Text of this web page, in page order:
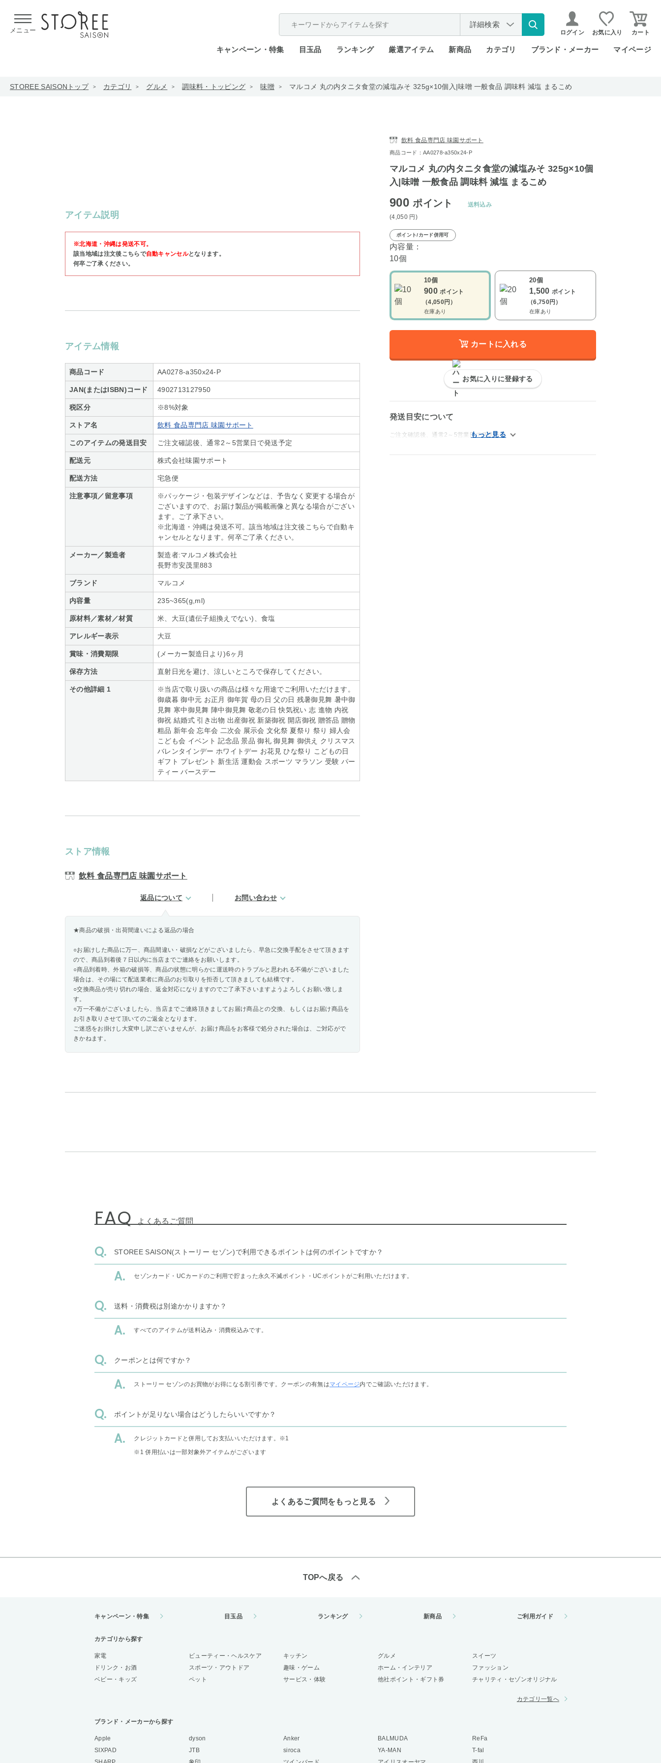
メニュー
詳細検索
ログイン お気に入り カート
キャンペーン・特集 目玉品 ランキング 厳選アイテム 新商品 カテゴリ ブランド・メーカー マイページ
STOREE SAISONトップ カテゴリ グルメ 調味料・トッピング 味噌 マルコメ 丸の内タニタ食堂の減塩みそ 325g×10個入|味噌 一般食品 調味料 減塩 まるこめ
アイテム説明
※北海道・沖縄は発送不可。
該当地域は注文後こちらで自動キャンセルとなります。
何卒ご了承ください。
アイテム情報
商品コード AA0278-a350x24-P
JAN(またはISBN)コード 4902713127950
税区分 ※8%対象
ストア名 飲料 食品専門店 味園サポート
このアイテムの発送目安 ご注文確認後、通常2～5営業日で発送予定
配送元 株式会社味園サポート
配送方法 宅急便
注意事項／留意事項
※パッケージ・包装デザインなどは、予告なく変更する場合が
ございますので、お届け製品が掲載画像と異なる場合がござい
ます。ご了承下さい。
※北海道・沖縄は発送不可。該当地域は注文後こちらで自動キ
ャンセルとなります。何卒ご了承ください。
メーカー／製造者
製造者:マルコメ株式会社
長野市安茂里883
ブランド マルコメ
内容量 235~365(g,ml)
原材料／素材／材質 米、大豆(遺伝子組換えでない)、食塩
アレルギー表示 大豆
賞味・消費期限 (メーカー製造日より)6ヶ月
保存方法 直射日光を避け、涼しいところで保存してください。
その他詳細 1
※当店で取り扱いの商品は様々な用途でご利用いただけます。
御歳暮 御中元 お正月 御年賀 母の日 父の日 残暑御見舞 暑中御
見舞 寒中御見舞 陣中御見舞 敬老の日 快気祝い 志 進物 内祝
御祝 結婚式 引き出物 出産御祝 新築御祝 開店御祝 贈答品 贈物
粗品 新年会 忘年会 二次会 展示会 文化祭 夏祭り 祭り 婦人会
こども会 イベント 記念品 景品 御礼 御見舞 御供え クリスマス
バレンタインデー ホワイトデー お花見 ひな祭り こどもの日
ギフト プレゼント 新生活 運動会 スポーツ マラソン 受験 パー
ティー バースデー
ストア情報
飲料 食品専門店 味園サポート
返品について お問い合わせ
★商品の破損・出荷間違いによる返品の場合
○お届けした商品に万一、商品間違い・破損などがございましたら、早急に交換手配をさせて頂きます
ので、商品到着後７日以内に当店までご連絡をお願いします。
○商品到着時、外箱の破損等、商品の状態に明らかに運送時のトラブルと思われる不備がございました
場合は、その場にて配送業者に商品のお引取りを拒否して頂きましても結構です。
○交換商品が売り切れの場合、返金対応になりますのでご了承下さいますようよろしくお願い致しま
す。
○万一不備がございましたら、当店までご連絡頂きましてお届け商品との交換、もしくはお届け商品を
お引き取りさせて頂いてのご返金となります。
ご迷惑をお掛けし大変申し訳ございませんが、お届け商品をお客様で処分された場合は、ご対応がで
きかねます。
飲料 食品専門店 味園サポート
商品コード：AA0278-a350x24-P
マルコメ 丸の内タニタ食堂の減塩みそ 325g×10個
入|味噌 一般食品 調味料 減塩 まるこめ
900ポイント
(4,050 円 )
送料込み
ポイント/カード併用可
内容量：
10個
10個
900 ポイント
（4,050円）
在庫あり
20個
1,500 ポイント
（6,750円）
在庫あり
カートに入れる
お気に入りに登録する
発送目安について
ご注文確認後、通常2～5営業日で発送予定
FAQ よくあるご質問
STOREE SAISON(ストーリー セゾン)で利用できるポイントは何のポイントですか？
セゾンカード・UCカードのご利用で貯まった永久不滅ポイント・UCポイントがご利用いただけます。
送料・消費税は別途かかりますか？
すべてのアイテムが送料込み・消費税込みです。
クーポンとは何ですか？
ストーリー セゾンのお買物がお得になる割引券です。クーポンの有無はマイページ内でご確認いただけます。
ポイントが足りない場合はどうしたらいいですか？
クレジットカードと併用してお支払いいただけます。 ※1
※1 併用払いは一部対象外アイテムがございます
よくあるご質問をもっと見る
TOPへ戻る
キャンペーン・特集 目玉品 ランキング 新商品 ご利用ガイド
カテゴリから探す
家電 ビューティー・ヘルスケア キッチン グルメ
スイーツ
ドリンク・お酒
スポーツ・アウトドア 趣味・ゲーム ホーム・インテリア
ファッション
ベビー・キッズ
ペット サービス・体験 他社ポイント・ギフト券 チャリティ・セゾンオリジナル
カテゴリ一覧へ
ブランド・メーカーから探す
Apple dyson Anker BALMUDA
ReFa
SIXPAD
JTB siroca YA-MAN
T-fal